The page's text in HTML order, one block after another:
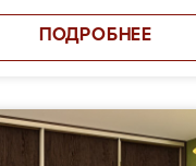
ПОДРОБНЕЕ